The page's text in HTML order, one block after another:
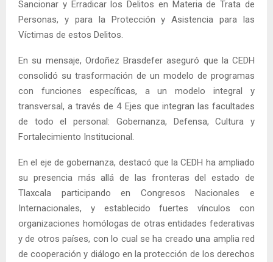
Sancionar y Erradicar los Delitos en Materia de Trata de
Personas, y para la Protección y Asistencia para las
Víctimas de estos Delitos.
En su mensaje, Ordoñez Brasdefer aseguró que la CEDH
consolidó su trasformación de un modelo de programas
con funciones específicas, a un modelo integral y
transversal, a través de 4 Ejes que integran las facultades
de todo el personal: Gobernanza, Defensa, Cultura y
Fortalecimiento Institucional.
En el eje de gobernanza, destacó que la CEDH ha ampliado
su presencia más allá de las fronteras del estado de
Tlaxcala participando en Congresos Nacionales e
Internacionales, y establecido fuertes vínculos con
organizaciones homólogas de otras entidades federativas
y de otros países, con lo cual se ha creado una amplia red
de cooperación y diálogo en la protección de los derechos